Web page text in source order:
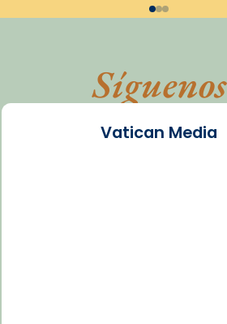
Síguenos
Vatican Media